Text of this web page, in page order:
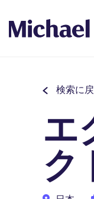
検索に
エ
ク